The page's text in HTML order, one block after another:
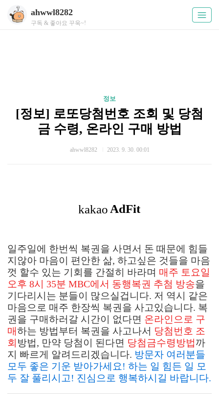
ahwwl8282
구독 & 좋아요 꾸욱~!
정보
[정보] 로또당첨번호 조회 및 당첨
금 수령, 온라인 구매 방법
ahwwl8282 2023. 9. 30. 00:01
일주일에 한번씩 복권을 사면서 돈 때문에 힘들
지않아 마음이 편안한 삶, 하고싶은 것들을 마음
껏 할수 있는 기회를 간절히 바라며 매주 토요일
오후 8시 35분 MBC에서 동행복권 추첨 방송을
기다리시는 분들이 많으실겁니다. 저 역시 같은
마음으로 매주 한장씩 복권을 사고있습니다. 복
권을 구매하러갈 시간이 없다면 온라인으로 구
매하는 방법부터 복권을 사고나서 당첨번호 조
회 방법, 만약 당첨이 된다면 당첨금수령방법까
지 빠르게 알려드리겠습니다. 방문자 여러분들
모두 좋은 기운 받아가세요! 하는 일 힘든 일 모
두 잘 풀리시고! 진심으로 행복하시길 바랍니다.